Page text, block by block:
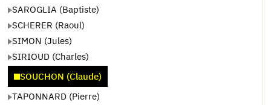
SAROGLIA (Baptiste)
SCHERER (Raoul)
SIMON (Jules)
SIRIOUD (Charles)
SOUCHON (Claude)
TAPONNARD (Pierre)